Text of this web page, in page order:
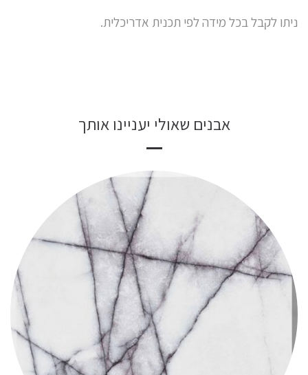
ניתו לקבל בכל מידה לפי תכנית אדריכלית.
אבנים שאולי יעניינו אותך